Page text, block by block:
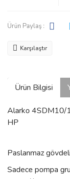
Ürün Paylaş :
Karşılaştır
Ürün Bilgisi
Alarko 4SDM10/
HP
Paslanmaz
Sadece pompa